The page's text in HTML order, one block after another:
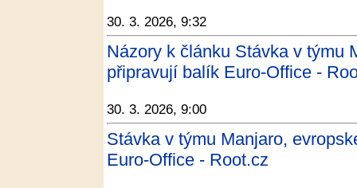
30. 3. 2026, 9:32
Názory k článku Stávka v týmu
připravují balík Euro-Office -
30. 3. 2026, 9:00
Stávka v týmu Manjaro,
Euro-Office - Root.cz